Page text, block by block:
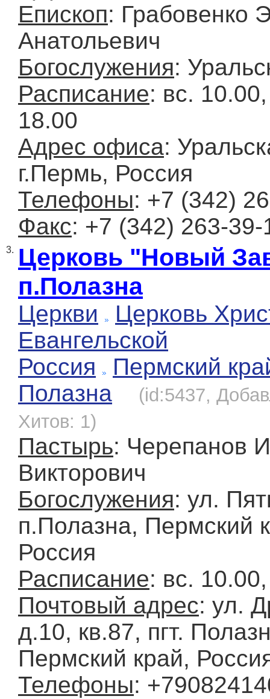
Епископ: Грабовенко
Анатольевич
Богослужения:
Расписание: вс.
18.00
Адрес офиса:
г.Пермь, Россия
Телефоны: +7 (342)
Факс: +7 (342) 263-39-
3. Церковь "Новый
п.Полазна
Церкви
Церковь
Евангельской
Россия
Пермский
Полазна
(id:5437,
Хитов: 1)
Пастырь: Черепанов
Викторович
Богослужения: ул.
п.Полазна, Пермский
Россия
Расписание: вс.
Почтовый адрес: ул.
д.10, кв.87, пгт.
Пермский край,
Телефоны: